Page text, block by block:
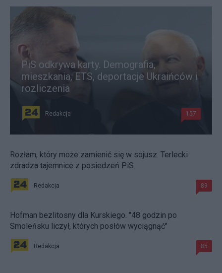
PiS odkrywa karty. Demografia,
mieszkania, ETS, deportacje Ukraińców i
rozliczenia
Redakcja 157
Rozłam, który może zamienić się w sojusz. Terlecki
zdradza tajemnice z posiedzeń PiS
Redakcja 89
Hofman bezlitosny dla Kurskiego. "48 godzin po
Smoleńsku liczył, których posłów wyciągnąć"
Redakcja 85